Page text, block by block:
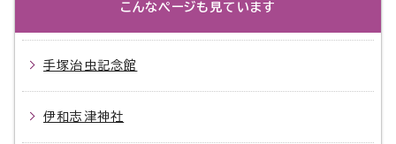
こんなページも見ています
手塚治虫記念館
伊和志津神社